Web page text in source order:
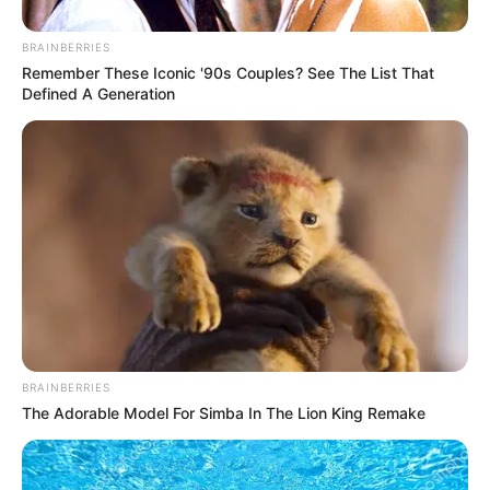
BRAINBERRIES
Remember These Iconic '90s Couples? See The List That
Defined A Generation
BRAINBERRIES
The Adorable Model For Simba In The Lion King Remake